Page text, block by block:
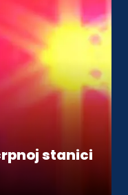
stanici